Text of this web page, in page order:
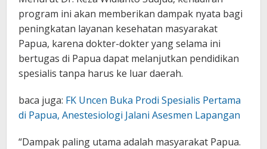
program ini akan memberikan dampak nyata bagi
peningkatan layanan kesehatan masyarakat
Papua, karena dokter-dokter yang selama ini
bertugas di Papua dapat melanjutkan pendidikan
spesialis tanpa harus ke luar daerah.
baca juga: FK Uncen Buka Prodi Spesialis Pertama
di Papua, Anestesiologi Jalani Asesmen Lapangan
“Dampak paling utama adalah masyarakat Papua.